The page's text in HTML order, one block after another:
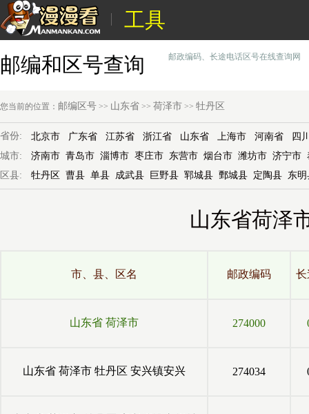
工具
邮编和区号查询
邮政编码、长途电话区号在线查询网
您当前的位置： 邮编区号 >> 山东省 >> 荷泽市 >> 牡丹区
省份: 北京市 广东省 江苏省 浙江省 山东省 上海市 河南省
四
城市:
济南市 青岛市 淄博市 枣庄市 东营市 烟台市 潍坊市 济宁市
区县:
牡丹区 曹县 单县 成武县 巨野县 郓城县 鄄城县 定陶县 东明
山东省荷泽
市、县、区名 邮政编码 长
山东省 荷泽市 274000
山东省 荷泽市 牡丹区 安兴镇安兴 274034